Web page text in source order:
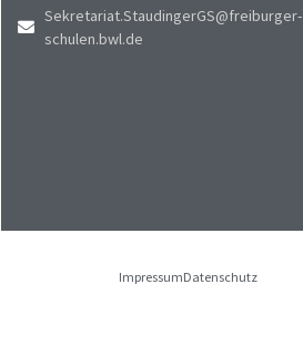
Sekretariat.StaudingerGS@freiburger-
schulen.bwl.de
ImpressumDatenschutz